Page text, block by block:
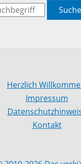
Herzlich
Impressum
Kontakt